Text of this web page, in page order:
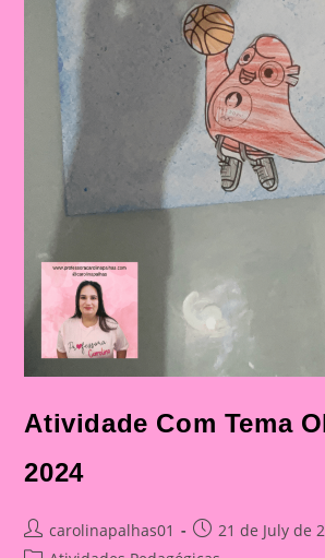
Atividade Com Tema
2024
Post
author:
carolinapalhas01
Post
published:
21 de July de